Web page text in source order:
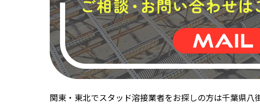
関東・東北でスタッド溶接業者をお探しの方は千葉県八